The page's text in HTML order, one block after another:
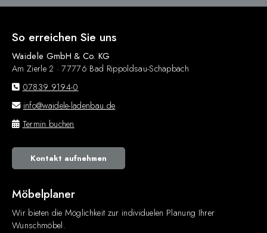
So erreichen Sie uns
Waidele GmbH & Co. KG
Am Zierle 2 · 77776 Bad Rippoldsau-Schapbach
07839 9194-0
info@waidele-ladenbau.de
Termin buchen
Kontakt aufnehmen
Möbelplaner
Wir bieten die Möglichkeit zur individuelen Planung Ihrer
Wunschmöbel.